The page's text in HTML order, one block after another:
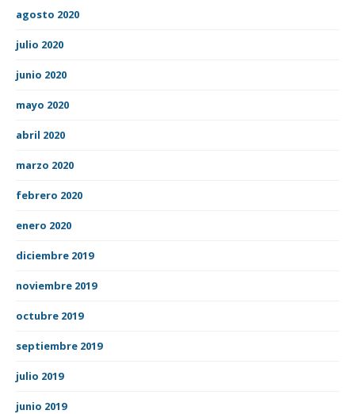
agosto 2020
julio 2020
junio 2020
mayo 2020
abril 2020
marzo 2020
febrero 2020
enero 2020
diciembre 2019
noviembre 2019
octubre 2019
septiembre 2019
julio 2019
junio 2019